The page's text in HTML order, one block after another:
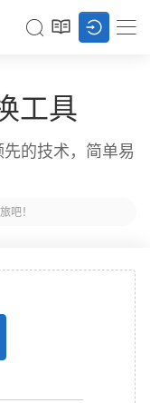
工具
的技术，简单易
吧！